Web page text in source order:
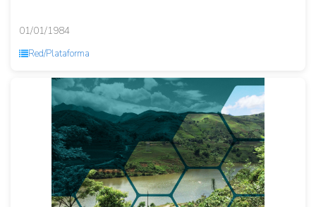
01/01/1984
Red/Plataforma